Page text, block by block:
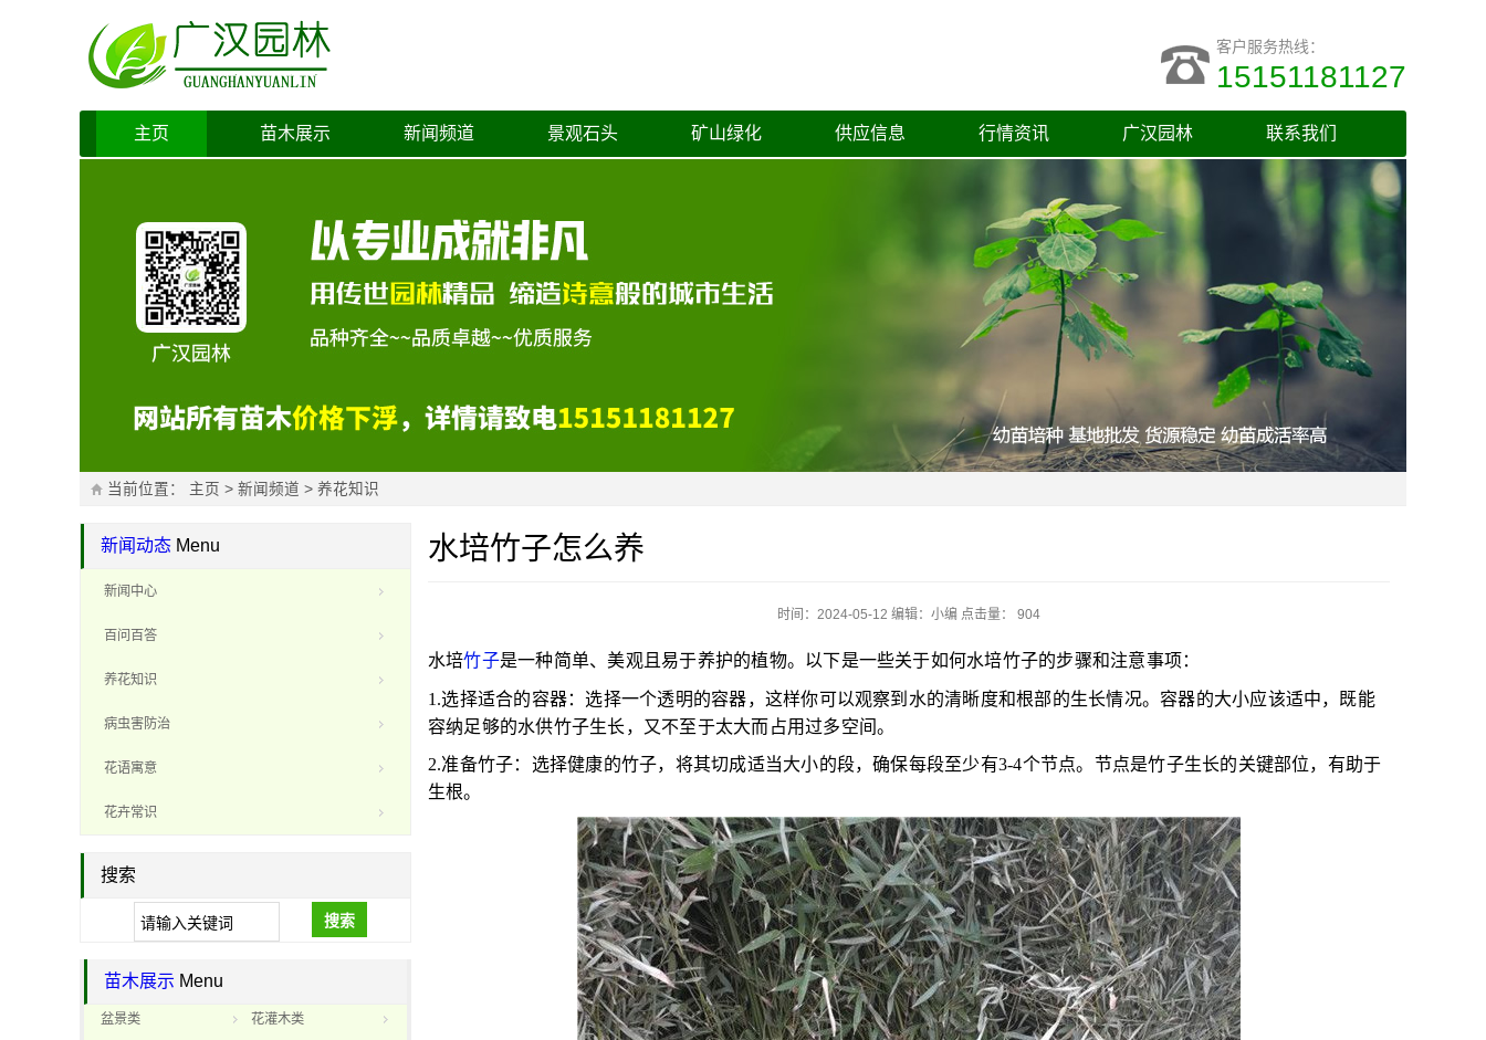
客户服务热线：
15151181127
主页 苗木展示 新闻频道 景观石头 矿山绿化 供应信息 行情资讯 广汉园林 联系我们
当前位置： 主页 > 新闻频道 > 养花知识
新闻动态 Menu
新闻中心
百问百答
养花知识
病虫害防治
花语寓意
花卉常识
搜索
搜索
苗木展示 Menu
盆景类
花灌木类
水培竹子怎么养
时间：2024-05-12 编辑： 小编 点击量： 904
水培竹子是一种简单、美观且易于养护的植物。以下是一些关于如何水培竹子的步骤和注意事项：
1.选择适合的容器：选择一个透明的容器，这样你可以观察到水的清晰度和根部的生长情况。容器的大小应该适中，既能
容纳足够的水供竹子生长，又不至于太大而占用过多空间。
2.准备竹子：选择健康的竹子，将其切成适当大小的段，确保每段至少有3-4个节点。节点是竹子生长的关键部位，有助于
生根。